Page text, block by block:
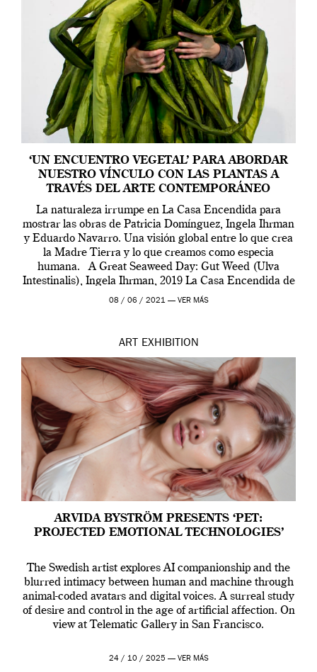
‘UN ENCUENTRO VEGETAL’ PARA ABORDAR
NUESTRO VÍNCULO CON LAS PLANTAS A
TRAVÉS DEL ARTE CONTEMPORÁNEO
La naturaleza irrumpe en La Casa Encendida para
mostrar las obras de Patricia Domínguez, Ingela Ihrman
y Eduardo Navarro. Una visión global entre lo que crea
la Madre Tierra y lo que creamos como especia
humana. A Great Seaweed Day: Gut Weed (Ulva
Intestinalis), Ingela Ihrman, 2019 La Casa Encendida de
Madrid y la Wellcome […]
08 / 06 / 2021 — VER MÁS
ART EXHIBITION
ARVIDA BYSTRÖM PRESENTS ‘PET:
PROJECTED EMOTIONAL TECHNOLOGIES’
The Swedish artist explores AI companionship and the
blurred intimacy between human and machine through
animal-coded avatars and digital voices. A surreal study
of desire and control in the age of artificial affection. On
view at Telematic Gallery in San Francisco.
24 / 10 / 2025 — VER MÁS